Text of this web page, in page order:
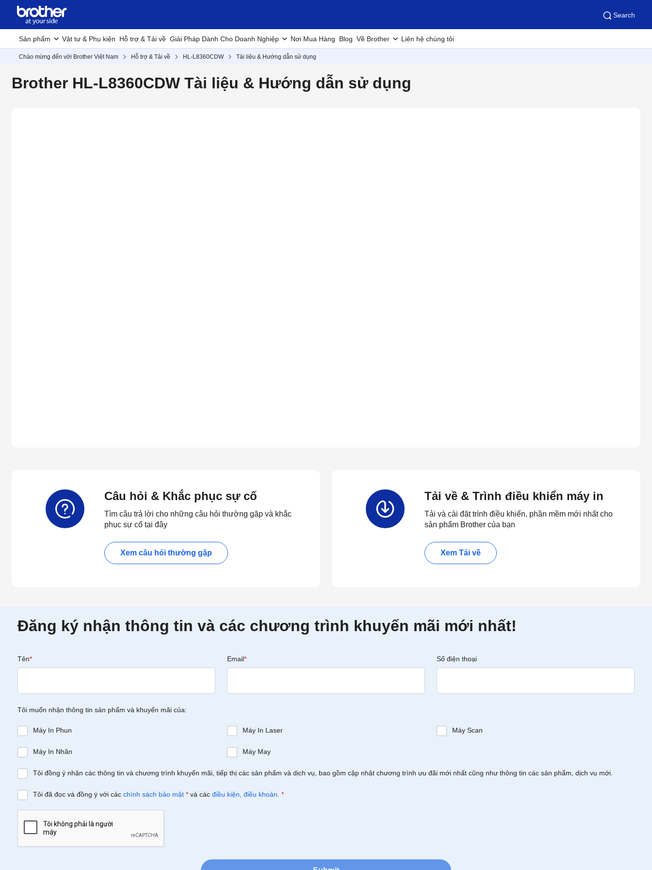
Search
Sản phẩm Vật tư & Phụ kiện Hỗ trợ & Tải về Giải Pháp Dành Cho Doanh Nghiệp Nơi Mua Hàng Blog Về Brother Liên hệ chúng tôi
Chào mừng đến với Brother Việt Nam Hỗ trợ & Tải về HL-L8360CDW Tài liệu & Hướng dẫn sử dụng
Brother HL-L8360CDW Tài liệu & Hướng dẫn sử dụng
Câu hỏi & Khắc phục sự cố
Tìm câu trả lời cho những câu hỏi thường gặp và khắc
phục sự cố tại đây
Xem câu hỏi thường gặp
Tải về & Trình điều khiển máy in
Tải và cài đặt trình điều khiển, phần mềm mới nhất cho
sản phẩm Brother của bạn
Xem Tải về
Đăng ký nhận thông tin và các chương trình khuyến mãi mới nhất!
Tên* Email* Số điện thoại
Tôi muốn nhận thông tin sản phẩm và khuyến mãi của:
Máy In Phun Máy In Laser Máy Scan
Máy In Nhãn Máy May
Tôi đồng ý nhận các thông tin và chương trình khuyến mãi, tiếp thị các sản phẩm và dịch vụ, bao gồm cập nhật chương trình ưu đãi mới nhất cũng như thông tin các sản phẩm, dịch vụ mới.
Tôi đã đọc và đồng ý với các chính sách bảo mật * và các điều kiện, điều khoản *